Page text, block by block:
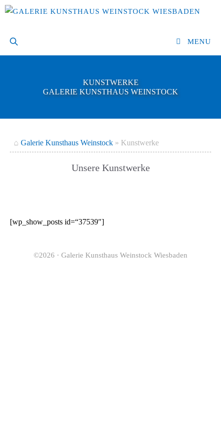
Zum
MENU
KUNSTWERKE
GALERIE KUNSTHAUS WEINSTOCK
⌂ Galerie Kunsthaus Weinstock » Kunstwerke
Unsere Kunstwerke
[wp_show_posts id=“37539″]
©2026 · Galerie Kunsthaus Weinstock Wiesbaden